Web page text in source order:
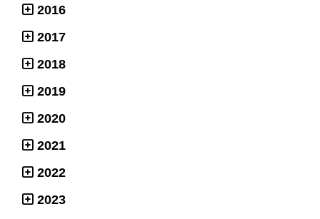
2016
2017
2018
2019
2020
2021
2022
2023